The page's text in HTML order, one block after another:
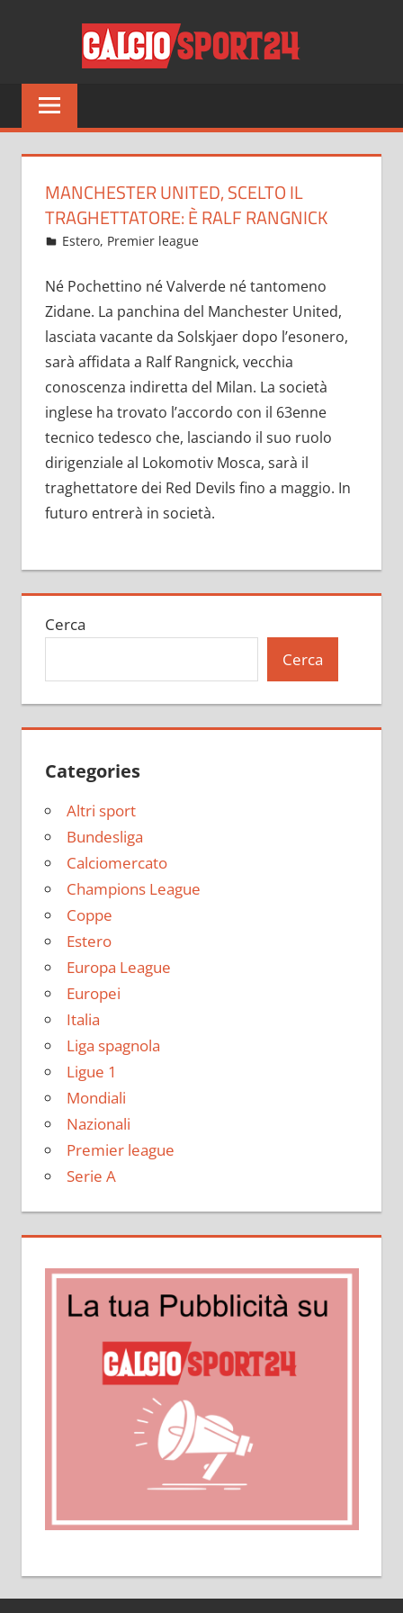
Tutto
sul
del
solo
MANCHESTER UNITED, SCELTO IL
TRAGHETTATORE: È RALF RANGNICK
Novembre 27, 2021
admin
Estero, Premier league
Né Pochettino né Valverde né tantomeno
Zidane. La panchina del Manchester United,
lasciata vacante da Solskjaer dopo l’esonero,
sarà affidata a Ralf Rangnick, vecchia
conoscenza indiretta del Milan. La società
inglese ha trovato l’accordo con il 63enne
tecnico tedesco che, lasciando il suo ruolo
dirigenziale al Lokomotiv Mosca, sarà il
traghettatore dei Red Devils fino a maggio. In
futuro entrerà in società.
Cerca
Cerca
Categories
Altri sport
Bundesliga
Calciomercato
Champions League
Coppe
Estero
Europa League
Europei
Italia
Liga spagnola
Ligue 1
Mondiali
Nazionali
Premier league
Serie A